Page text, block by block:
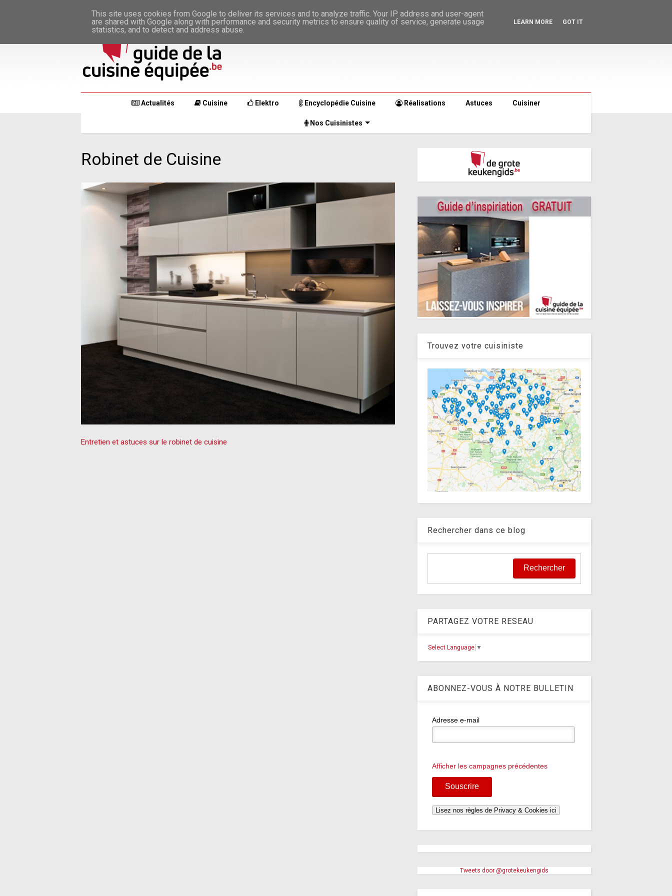
Actualités Cuisine Elektro Encyclopédie Cuisine Réalisations Astuces Cuisiner
Nos Cuisinistes
Robinet de Cuisine
Entretien et astuces sur le robinet de cuisine
Trouvez votre cuisiniste
Rechercher dans ce blog
PARTAGEZ VOTRE RESEAU
Select Language ▼
ABONNEZ-VOUS À NOTRE BULLETIN
Adresse e-mail
Afficher les campagnes précédentes
Tweets door @grotekeukengids
This site uses cookies from Google to deliver its services and to analyze traffic. Your IP address and user-agent
are shared with Google along with performance and security metrics to ensure quality of service, generate usage
statistics, and to detect and address abuse.
LEARN MORE GOT IT